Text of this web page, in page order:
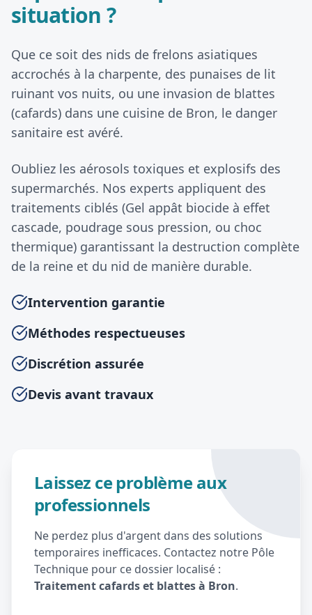
situation ?
Que ce soit des nids de frelons asiatiques
accrochés à la charpente, des punaises de lit
ruinant vos nuits, ou une invasion de blattes
(cafards) dans une cuisine de Bron, le danger
sanitaire est avéré.
Oubliez les aérosols toxiques et explosifs des
supermarchés. Nos experts appliquent des
traitements ciblés (Gel appât biocide à effet
cascade, poudrage sous pression, ou choc
thermique) garantissant la destruction complète
de la reine et du nid de manière durable.
Intervention garantie
Méthodes respectueuses
Discrétion assurée
Devis avant travaux
Laissez ce problème aux
professionnels
Ne perdez plus d'argent dans des solutions
temporaires inefficaces. Contactez notre Pôle
Technique pour ce dossier localisé :
Traitement cafards et blattes à Bron.